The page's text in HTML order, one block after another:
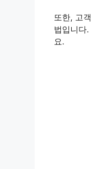
또한, 고
법입니다
요.